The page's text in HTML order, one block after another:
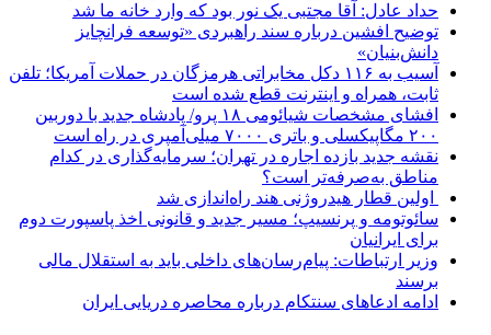
حداد عادل: آقا مجتبی یک نور بود که وارد خانه ما شد
توضیح افشین درباره سند راهبردی «توسعه فرانچایز
دانش‌بنیان»
آسیب به ۱۱۶ دکل مخابراتی هرمزگان در حملات آمریکا؛ تلفن
ثابت، همراه و اینترنت ‌قطع شده است
افشای مشخصات شیائومی ۱۸ پرو/ پادشاه جدید با دوربین
۲۰۰ مگاپیکسلی و باتری ۷۰۰۰ میلی‌آمپری در راه است
نقشه جدید بازده اجاره در تهران؛ سرمایه‌گذاری در کدام
مناطق به‌صرفه‌تر است؟
اولین قطار هیدروژنی هند راه‌اندازی شد
سائوتومه و پرنسیپ؛ مسیر جدید و قانونی اخذ پاسپورت دوم
برای ایرانیان
وزیر ارتباطات: پیام‌رسان‌های داخلی باید به استقلال مالی
برسند
ادامه ادعاهای سنتکام درباره محاصره دریایی ایران